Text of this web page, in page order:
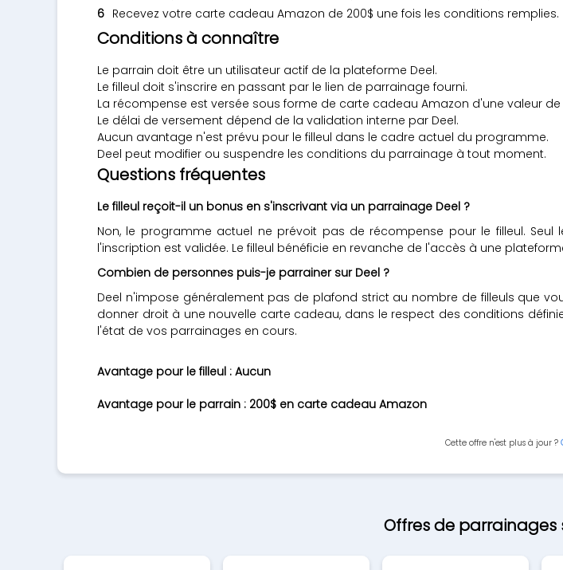
Recevez votre carte cadeau Amazon de 200$ une fois les conditions remplies.
Conditions à connaître
Le parrain doit être un utilisateur actif de la plateforme Deel.
Le filleul doit s'inscrire en passant par le lien de parrainage fourni.
La récompense est versée sous forme de carte cadeau Amazon d'une valeur de
Le délai de versement dépend de la validation interne par Deel.
Aucun avantage n'est prévu pour le filleul dans le cadre actuel du programme.
Deel peut modifier ou suspendre les conditions du parrainage à tout moment.
Questions fréquentes
Le filleul reçoit-il un bonus en s'inscrivant via un parrainage Deel ?
Non, le programme actuel ne prévoit pas de récompense pour le filleul.
l'inscription est validée. Le filleul bénéficie en revanche de l'accès à une
Combien de personnes puis-je parrainer sur Deel ?
Deel n'impose généralement pas de plafond strict au nombre de filleuls que
donner droit à une nouvelle carte cadeau, dans le respect des conditions
l'état de vos parrainages en cours.
Avantage pour le filleul : Aucun
Avantage pour le parrain : 200$ en carte cadeau Amazon
Cette offre n'est plus à jour ?
Offres de parrainages